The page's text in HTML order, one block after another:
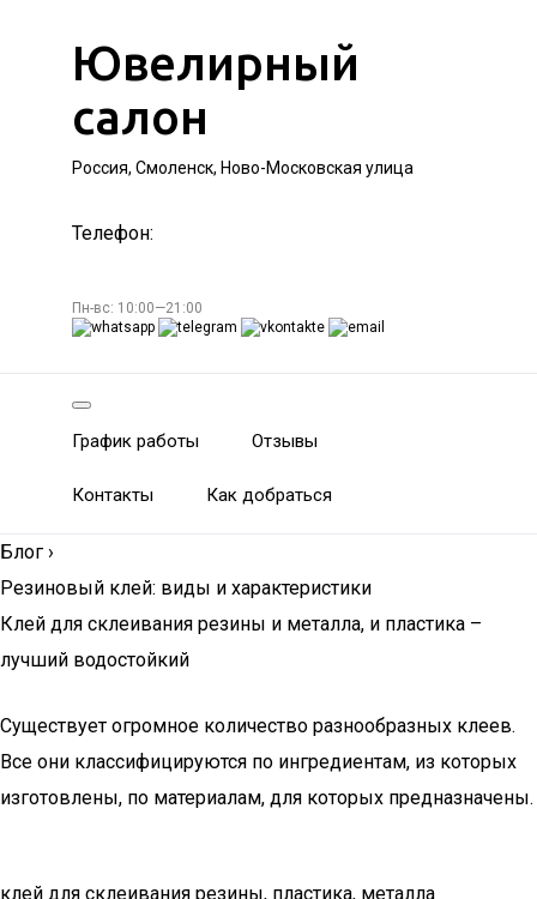
Ювелирный
салон
Россия, Смоленск, Ново-Московская улица
Телефон:
Пн-вс: 10:00—21:00
График работы Отзывы
Контакты Как добраться
Блог ›
Резиновый клей: виды и характеристики
Клей для склеивания резины и металла, и пластика –
лучший водостойкий
Существует огромное количество разнообразных клеев.
Все они классифицируются по ингредиентам, из которых
изготовлены, по материалам, для которых предназначены.
клей для склеивания резины, пластика, металла